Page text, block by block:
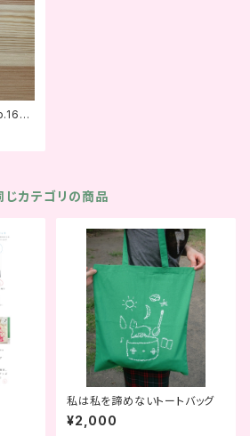
じカテゴリの商品
私は私を諦めないトートバッグ
¥2,000